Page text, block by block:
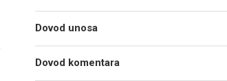
Dovod unosa
Dovod komentara